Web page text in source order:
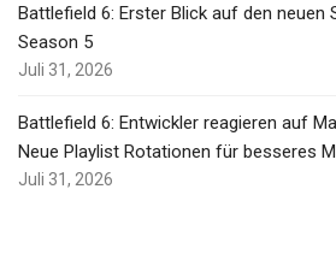
Battlefield 6: Erster Blick auf den neuen
Season 5
Juli 31, 2026
Battlefield 6: Entwickler reagieren auf
Neue Playlist Rotationen für besseres
Juli 31, 2026